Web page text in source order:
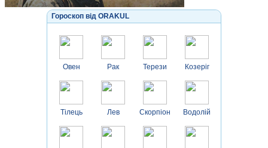
Гороскоп від ORAKUL
Овен
Тілець
Рак
Лев
Терези
Скорпіон
Козеріг
Водолій